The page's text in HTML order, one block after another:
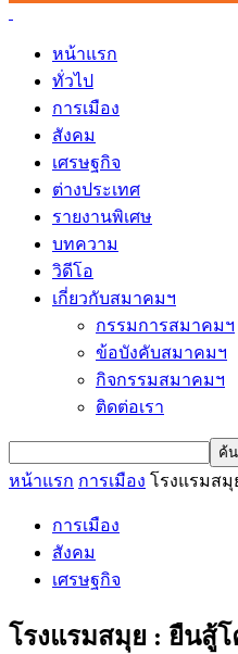
หน้าแรก
ทั่วไป
การเมือง
สังคม
เศรษฐกิจ
ต่างประเทศ
รายงานพิเศษ
บทความ
วิดีโอ
เกี่ยวกับสมาคมฯ
กรรมการสมาคมฯ
ข้อบังคับสมาคมฯ
กิจกรรมสมาคมฯ
ติดต่อเรา
หน้าแรก การเมือง โรงแรมส
การเมือง
สังคม
เศรษฐกิจ
โรงแรมสมุย : ยืนสู้